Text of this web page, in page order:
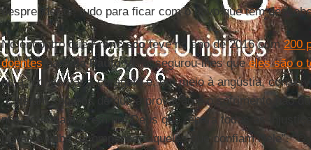
desprender de tudo para ficar com o novo que têm
No encontro queFranciscoteve no ano de 2016 com200
doentes naSala Paulo VI , assegurou-lhes queeles são o
os a “conservar a coragem e, em meio à angústia,
“Estejam seguros de que a provação e o sofrimento não
nós acreditamos em um Deus que repara todas as
penas e sabe recompensar aqueles que confiam Nele”.